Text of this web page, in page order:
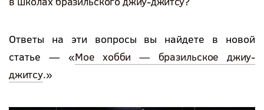
Ответы на эти вопросы вы найдете в новой
статье — «Мое хобби — бразильское джиу-
джитсу.»